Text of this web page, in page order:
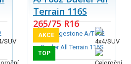
Terrain 116S
265/75 R16
AKCE
TOP